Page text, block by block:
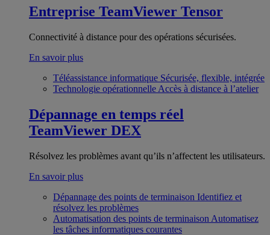
Entreprise TeamViewer Tensor
Connectivité à distance pour des opérations sécurisées.
En savoir plus
Téléassistance informatique Sécurisée, flexible, intégrée
Technologie opérationnelle Accès à distance à l’atelier
Dépannage en temps réel
TeamViewer DEX
Résolvez les problèmes avant qu’ils n’affectent les utilisateurs.
En savoir plus
Dépannage des points de terminaison Identifiez et
résolvez les problèmes
Automatisation des points de terminaison Automatisez
les tâches informatiques courantes